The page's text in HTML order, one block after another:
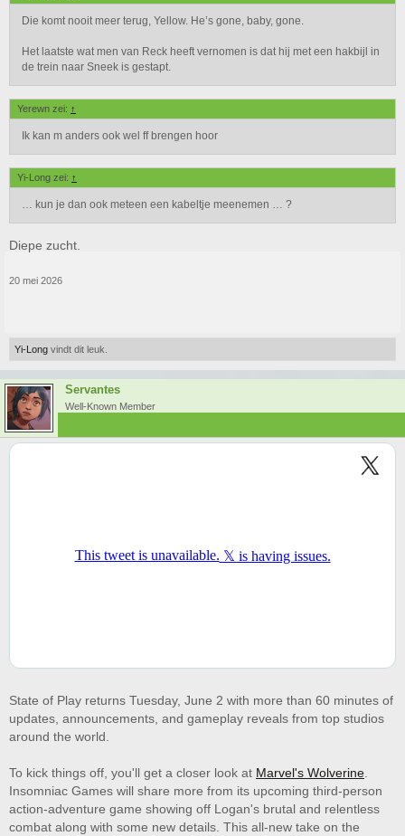
Die komt nooit meer terug, Yellow. He’s gone, baby, gone.
Het laatste wat men van Reck heeft vernomen is dat hij met een hakbijl in
de trein naar Sneek is gestapt.
Yerewn zei: ↑
Ik kan m anders ook wel ff brengen hoor
Yi-Long zei: ↑
… kun je dan ook meteen een kabeltje meenemen … ?
Diepe zucht.
20 mei 2026
Yi-Long vindt dit leuk.
Servantes
Well-Known Member
State of Play returns Tuesday, June 2 with more than 60 minutes of
updates, announcements, and gameplay reveals from top studios
around the world.
To kick things off, you'll get a closer look at Marvel's Wolverine
Insomniac Games will share more from its upcoming third-person
action-adventure game showing off Logan's brutal and relentless
combat along with some new details. This all-new take on the